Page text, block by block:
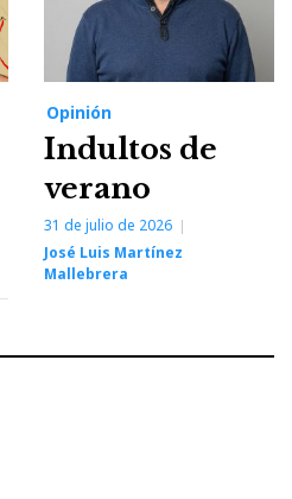
Opinión
Indultos de
verano
31 de julio de 2026
José Luis Martínez
Mallebrera